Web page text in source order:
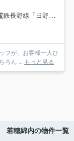
野線「日野」駅 徒歩67分
フが、お客様一人ひ
ろん ... もっと見る
若穂綿内の物件一覧